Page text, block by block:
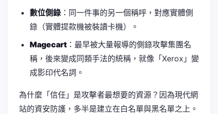
數位側錄：同一件事的另一個稱呼，對應實體側
錄（實體提款機被裝讀卡機）。
Magecart：最早被大量報導的側錄攻擊集團名
稱，後來變成同類手法的統稱，就像「Xerox」變
成影印代名詞。
為什麼「信任」是攻擊者最想要的資源？因為現代網
站的資安防護，多半是建立在白名單與黑名單之上。